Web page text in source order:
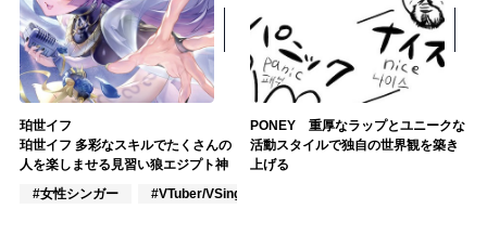
珀世イフ
珀世イフ 多彩なスキルでたくさんの
人を楽しませる見習い狼エジプト神
#女性シンガー
#VTuber/VSinger
PONEY 重厚なラップとユニークな
活動スタイルで独自の世界観を築き
上げる